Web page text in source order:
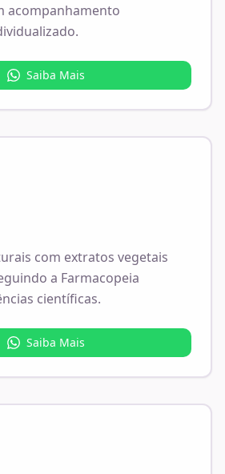
acompanhamento
Saiba Mais
com extratos vegetais
a Farmacopeia
científicas.
Saiba Mais